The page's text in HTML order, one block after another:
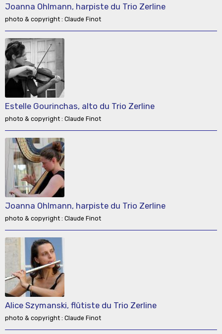
Joanna Ohlmann, harpiste du Trio Zerline
photo & copyright : Claude Finot
Estelle Gourinchas, alto du Trio Zerline
photo & copyright : Claude Finot
Joanna Ohlmann, harpiste du Trio Zerline
photo & copyright : Claude Finot
Alice Szymanski, flûtiste du Trio Zerline
photo & copyright : Claude Finot